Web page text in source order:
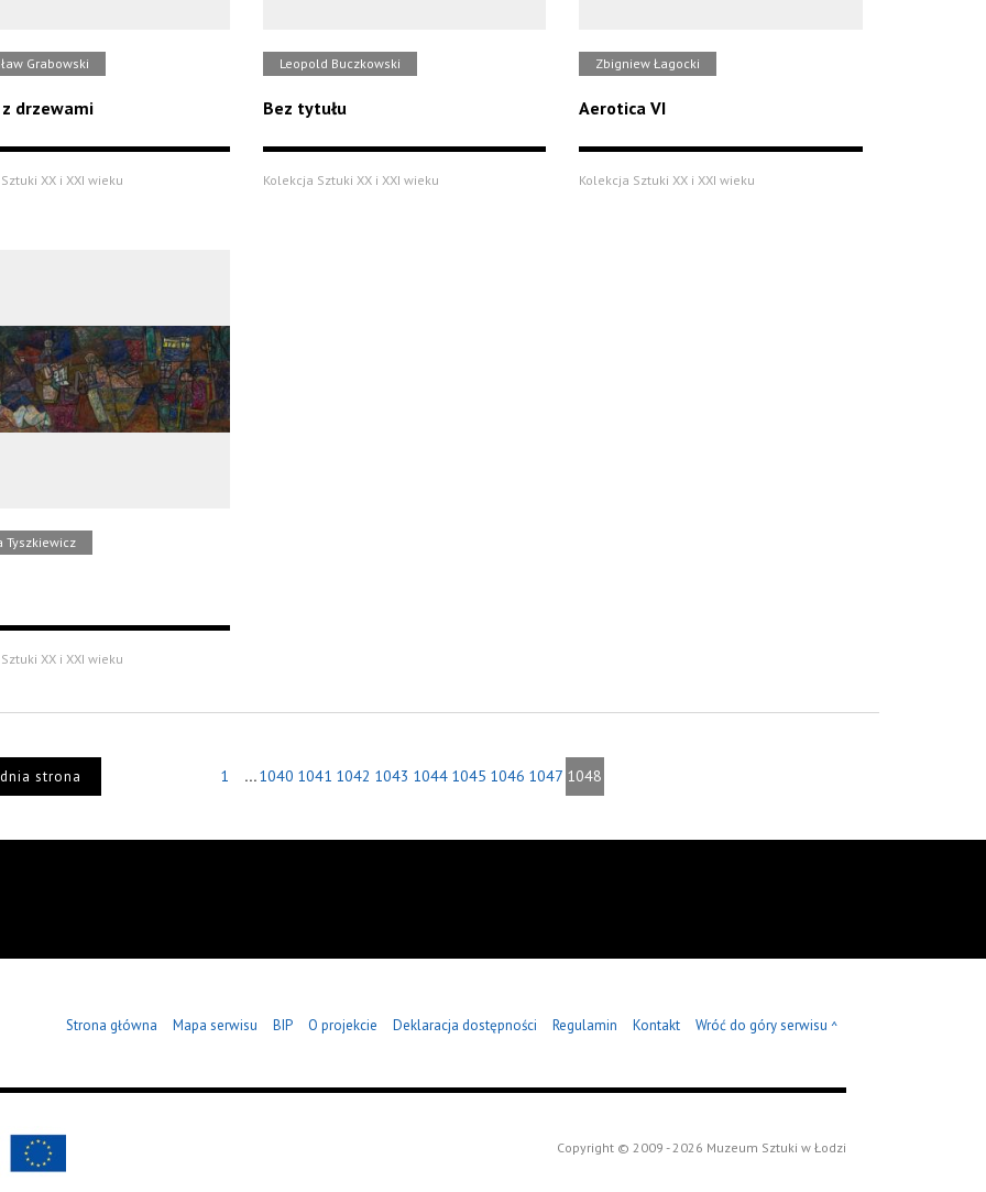
Grabowski
z drzewami
XX i XXI wieku
Leopold Buczkowski
Bez tytułu
Kolekcja Sztuki XX i XXI wieku
Zbigniew Łagocki
Aerotica VI
Kolekcja Sztuki XX i XXI wieku
Tyszkiewicz
XX i XXI wieku
strona 1 ...1040 1041 1042 1043 1044 1045 1046 1047 1048
Strona główna Mapa serwisu BIP O projekcie Deklaracja dostępności Regulamin Kontakt Wróć do góry serwisu ^
Copyright © 2009 - 2026 Muzeum Sztuki w Łodzi